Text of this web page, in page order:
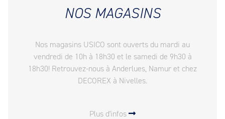
NOS MAGASINS
Nos magasins USICO sont ouverts du mardi au
vendredi de 10h à 18h30 et le samedi de 9h30 à
18h30! Retrouvez-nous à Anderlues, Namur et chez
DECOREX à Nivelles.
Plus d'infos